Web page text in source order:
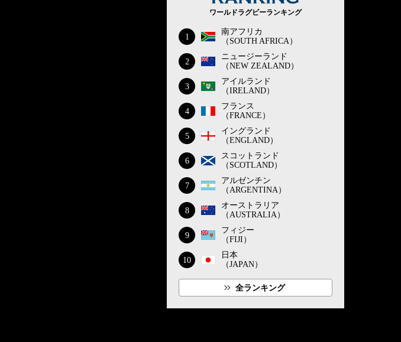
ワールドラグビーランキング
1
南アフリカ
（SOUTH AFRICA）
2
ニュージーランド
（NEW ZEALAND）
3
アイルランド
（IRELAND）
4
フランス
（FRANCE）
5
イングランド
（ENGLAND）
6
スコットランド
（SCOTLAND）
7
アルゼンチン
（ARGENTINA）
8
オーストラリア
（AUSTRALIA）
9
フィジー
（FIJI）
10
日本
（JAPAN）
全ランキング